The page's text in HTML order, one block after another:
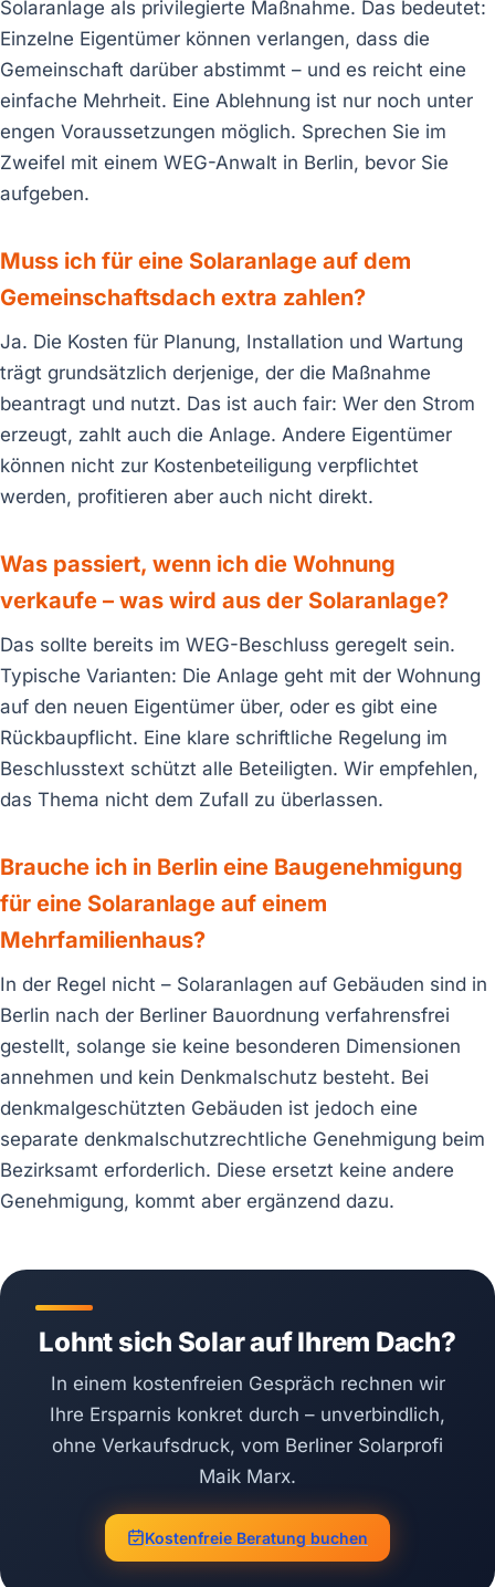
Solaranlage als privilegierte Maßnahme. Das bedeutet:
Einzelne Eigentümer können verlangen, dass die
Gemeinschaft darüber abstimmt – und es reicht eine
einfache Mehrheit. Eine Ablehnung ist nur noch unter
engen Voraussetzungen möglich. Sprechen Sie im
Zweifel mit einem WEG-Anwalt in Berlin, bevor Sie
aufgeben.
Muss ich für eine Solaranlage auf dem
Gemeinschaftsdach extra zahlen?
Ja. Die Kosten für Planung, Installation und Wartung
trägt grundsätzlich derjenige, der die Maßnahme
beantragt und nutzt. Das ist auch fair: Wer den Strom
erzeugt, zahlt auch die Anlage. Andere Eigentümer
können nicht zur Kostenbeteiligung verpflichtet
werden, profitieren aber auch nicht direkt.
Was passiert, wenn ich die Wohnung
verkaufe – was wird aus der Solaranlage?
Das sollte bereits im WEG-Beschluss geregelt sein.
Typische Varianten: Die Anlage geht mit der Wohnung
auf den neuen Eigentümer über, oder es gibt eine
Rückbaupflicht. Eine klare schriftliche Regelung im
Beschlusstext schützt alle Beteiligten. Wir empfehlen,
das Thema nicht dem Zufall zu überlassen.
Brauche ich in Berlin eine Baugenehmigung
für eine Solaranlage auf einem
Mehrfamilienhaus?
In der Regel nicht – Solaranlagen auf Gebäuden sind in
Berlin nach der Berliner Bauordnung verfahrensfrei
gestellt, solange sie keine besonderen Dimensionen
annehmen und kein Denkmalschutz besteht. Bei
denkmalgeschützten Gebäuden ist jedoch eine
separate denkmalschutzrechtliche Genehmigung beim
Bezirksamt erforderlich. Diese ersetzt keine andere
Genehmigung, kommt aber ergänzend dazu.
Lohnt sich Solar auf Ihrem Dach?
In einem kostenfreien Gespräch rechnen wir
Ihre Ersparnis konkret durch – unverbindlich,
ohne Verkaufsdruck, vom Berliner Solarprofi
Maik Marx.
Kostenfreie Beratung buchen